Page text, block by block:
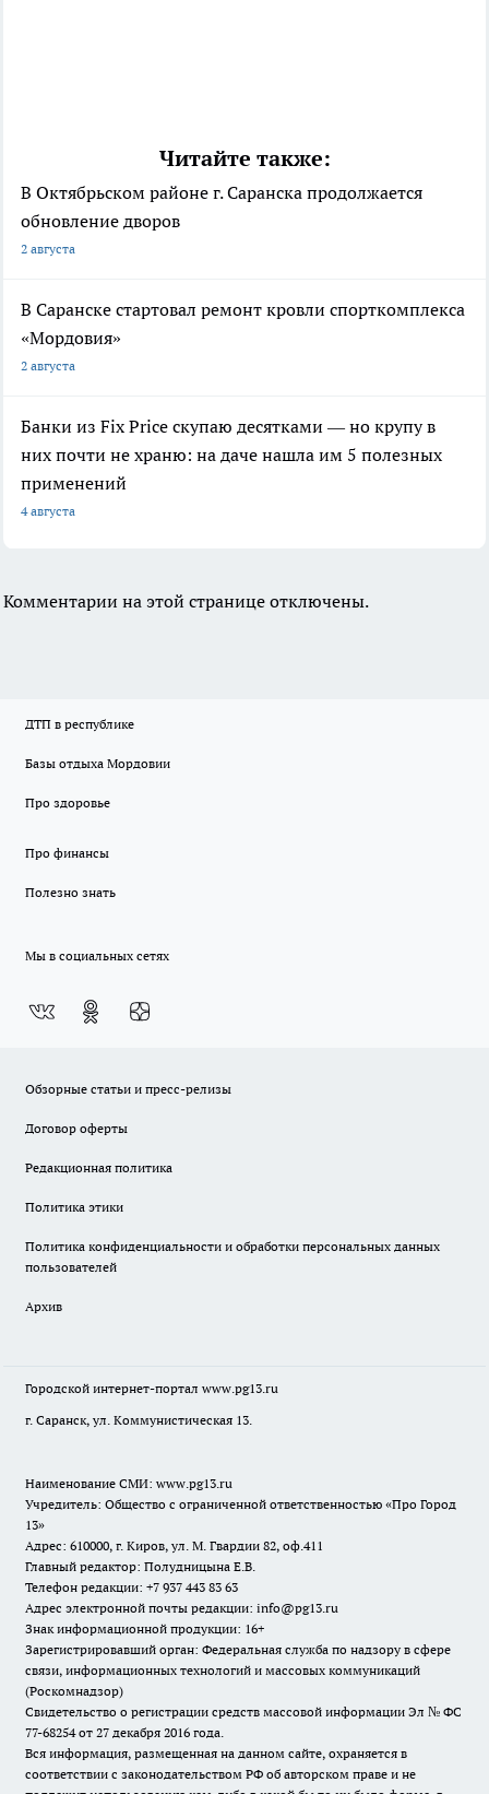
Читайте также:
В Октябрьском районе г. Саранска продолжается
обновление дворов
2 августа
В Саранске стартовал ремонт кровли спорткомплекса
«Мордовия»
2 августа
Банки из Fix Price скупаю десятками — но крупу в
них почти не храню: на даче нашла им 5 полезных
применений
4 августа
Комментарии на этой странице отключены.
ДТП в республике
Базы отдыха Мордовии
Про здоровье
Про финансы
Полезно знать
Мы в социальных сетях
Обзорные статьи и пресс-релизы
Договор оферты
Редакционная политика
Политика этики
Политика конфиденциальности и обработки персональных данных
пользователей
Архив
Городской интернет-портал www.pg13.ru
г. Саранск, ул. Коммунистическая 13.
Наименование СМИ: www.pg13.ru
Учредитель: Общество с ограниченной ответственностью «Про Город
13»
Адрес: 610000, г. Киров, ул. М. Гвардии 82, оф.411
Главный редактор: Полудницына Е.В.
Телефон редакции: +7 937 443 83 63
Адрес электронной почты редакции: info@pg13.ru
Знак информационной продукции: 16+
Зарегистрировавший орган: Федеральная служба по надзору в сфере
связи, информационных технологий и массовых коммуникаций
(Роскомнадзор)
Свидетельство о регистрации средств массовой информации Эл № ФС
77-68254 от 27 декабря 2016 года.
Вся информация, размещенная на данном сайте, охраняется в
соответствии с законодательством РФ об авторском праве и не